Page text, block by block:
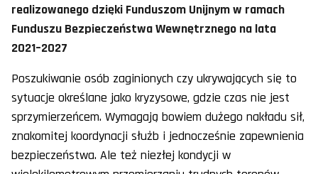
realizowanego dzięki Funduszom Unijnym w ramach
Funduszu Bezpieczeństwa Wewnętrznego na lata
2021–2027
Poszukiwanie osób zaginionych czy ukrywających się to
sytuacje określane jako kryzysowe, gdzie czas nie jest
sprzymierzeńcem. Wymagają bowiem dużego nakładu sił,
znakomitej koordynacji służb i jednocześnie zapewnienia
bezpieczeństwa. Ale też niezłej kondycji w